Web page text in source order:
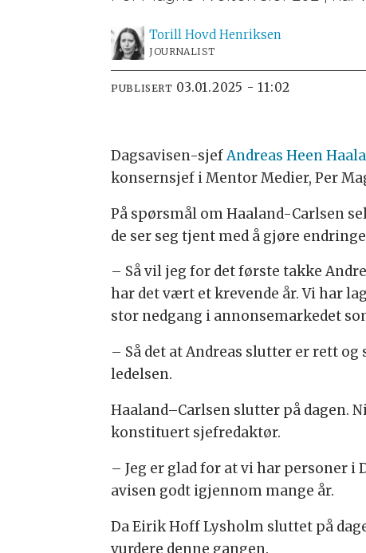
Torill Hovd Henriksen
JOURNALIST
PUBLISERT 03.01.2025 - 11:02
Dagsavisen-sjefAndreas Heen
konsernsjef i Mentor Medier, Per
På spørsmål om Haaland-Carlsen
de ser seg tjent med å gjøre
– Så vil jeg for det første takke
har det vært et krevende år. Vi har
stor nedgang i annonsemarkedet
– Så det at Andreas slutter er rett
ledelsen.
Haaland–Carlsen slutter på dagen.
konstituert sjefredaktør.
– Jeg er glad for at vi har personer i
avisen godt igjennom mange år.
Da Eirik Hoff Lysholm sluttet på
vurdere denne gangen.